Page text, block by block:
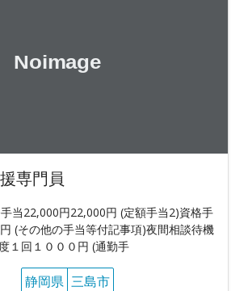
専門員
当22,000円22,000円 (定額手当2)資格手
(その他の手当等付記事項)夜間相談待機
１回１０００円 (通勤手
静岡県 三島市